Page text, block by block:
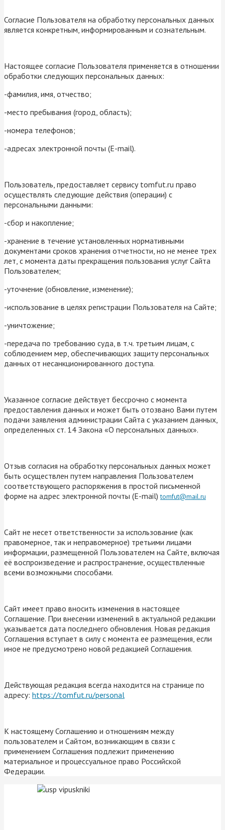
Согласие Пользователя на обработку персональных данных
является конкретным, информированным и сознательным.
Настоящее согласие Пользователя применяется в отношении
обработки следующих персональных данных:
-фамилия, имя, отчество;
-место пребывания (город, область);
-номера телефонов;
-адресах электронной почты (E-mail).
Пользователь, предоставляет сервису tomfut.ru право
осуществлять следующие действия (операции) с
персональными данными:
-сбор и накопление;
-хранение в течение установленных нормативными
документами сроков хранения отчетности, но не менее трех
лет, с момента даты прекращения пользования услуг Сайта
Пользователем;
-уточнение (обновление, изменение);
-использование в целях регистрации Пользователя на Сайте;
-уничтожение;
-передача по требованию суда, в т.ч. третьим лицам, с
соблюдением мер, обеспечивающих защиту персональных
данных от несанкционированного доступа.
Указанное согласие действует бессрочно с момента
предоставления данных и может быть отозвано Вами путем
подачи заявления администрации Сайта с указанием данных,
определенных ст. 14 Закона «О персональных данных».
Отзыв согласия на обработку персональных данных может
быть осуществлен путем направления Пользователем
соответствующего распоряжения в простой письменной
форме на адрес электронной почты (E-mail)tomfut@mail.ru
Сайт не несет ответственности за использование (как
правомерное, так и неправомерное) третьими лицами
информации, размещенной Пользователем на Сайте, включая
её воспроизведение и распространение, осуществленные
всеми возможными способами.
Сайт имеет право вносить изменения в настоящее
Соглашение. При внесении изменений в актуальной редакции
указывается дата последнего обновления. Новая редакция
Соглашения вступает в силу с момента ее размещения, если
иное не предусмотрено новой редакцией Соглашения.
Действующая редакция всегда находится на странице по
адресу: https://tomfut.ru/personal
К настоящему Соглашению и отношениям между
пользователем и Сайтом, возникающим в связи с
применением Соглашения подлежит применению
материальное и процессуальное право Российской
Федерации.